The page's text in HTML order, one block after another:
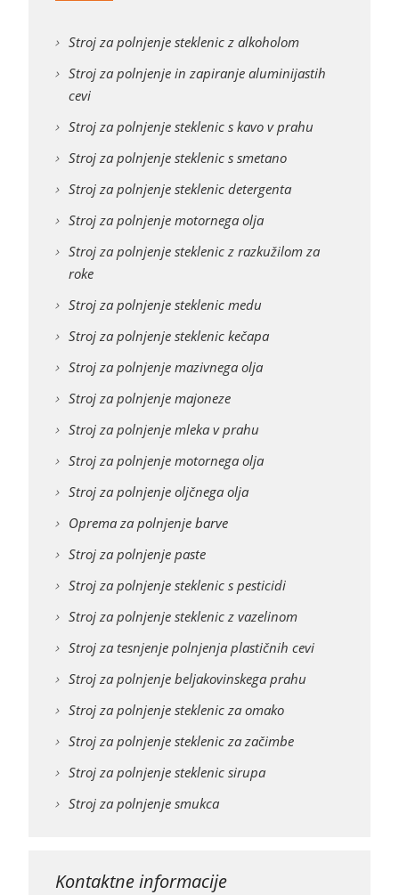
Stroj za polnjenje steklenic z alkoholom
Stroj za polnjenje in zapiranje aluminijastih
cevi
Stroj za polnjenje steklenic s kavo v prahu
Stroj za polnjenje steklenic s smetano
Stroj za polnjenje steklenic detergenta
Stroj za polnjenje motornega olja
Stroj za polnjenje steklenic z razkužilom za
roke
Stroj za polnjenje steklenic medu
Stroj za polnjenje steklenic kečapa
Stroj za polnjenje mazivnega olja
Stroj za polnjenje majoneze
Stroj za polnjenje mleka v prahu
Stroj za polnjenje motornega olja
Stroj za polnjenje oljčnega olja
Oprema za polnjenje barve
Stroj za polnjenje paste
Stroj za polnjenje steklenic s pesticidi
Stroj za polnjenje steklenic z vazelinom
Stroj za tesnjenje polnjenja plastičnih cevi
Stroj za polnjenje beljakovinskega prahu
Stroj za polnjenje steklenic za omako
Stroj za polnjenje steklenic za začimbe
Stroj za polnjenje steklenic sirupa
Stroj za polnjenje smukca
Kontaktne informacije